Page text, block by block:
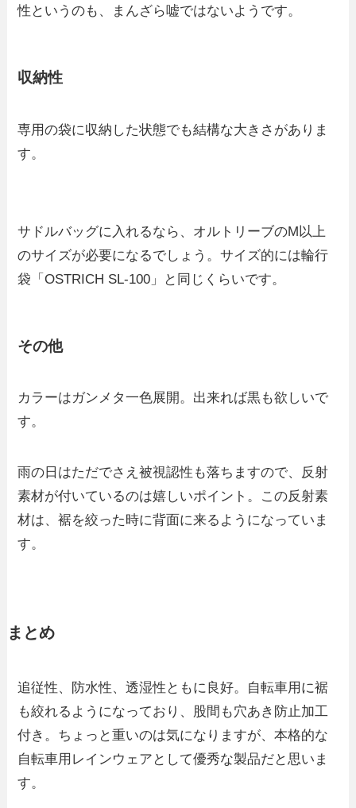
性というのも、まんざら嘘ではないようです。
収納性
専用の袋に収納した状態でも結構な大きさがありま
す。
サドルバッグに入れるなら、オルトリーブのM以上
のサイズが必要になるでしょう。サイズ的には輪行
袋「OSTRICH SL-100」と同じくらいです。
その他
カラーはガンメタ一色展開。出来れば黒も欲しいで
す。
雨の日はただでさえ被視認性も落ちますので、反射
素材が付いているのは嬉しいポイント。この反射素
材は、裾を絞った時に背面に来るようになっていま
す。
まとめ
追従性、防水性、透湿性ともに良好。自転車用に裾
も絞れるようになっており、股間も穴あき防止加工
付き。ちょっと重いのは気になりますが、本格的な
自転車用レインウェアとして優秀な製品だと思いま
す。